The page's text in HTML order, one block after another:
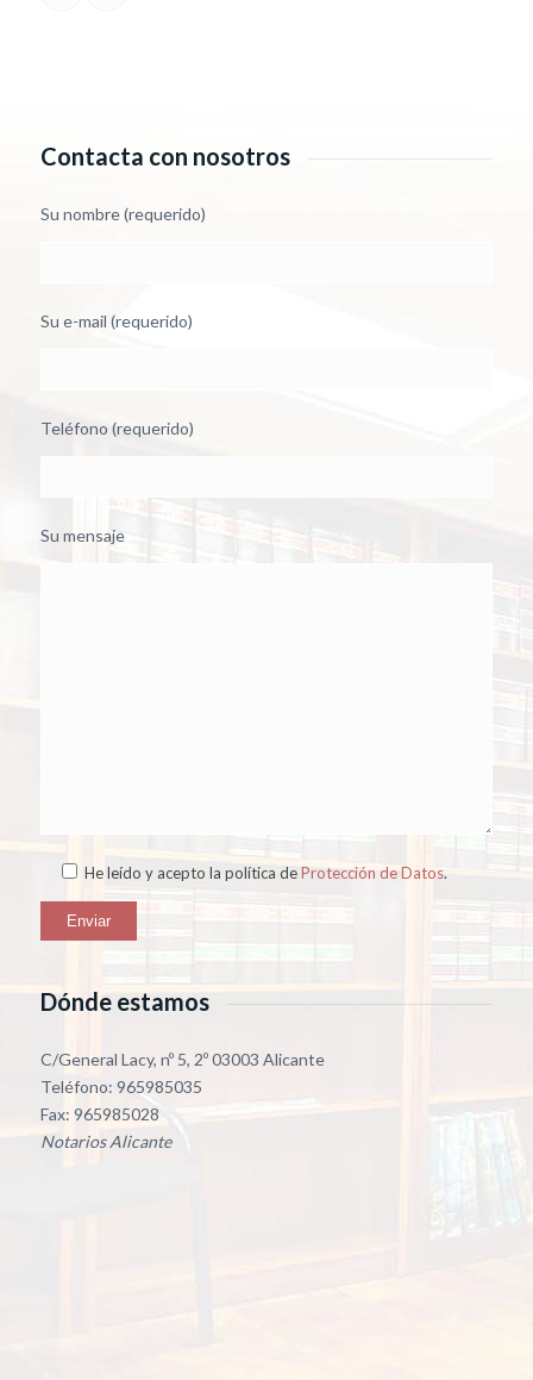
Contacta con nosotros
Su nombre (requerido)
Su e-mail (requerido)
Teléfono (requerido)
Su mensaje
He leído y acepto la política deProtección de Datos.
Dónde estamos
C/General Lacy, nº 5, 2º 03003 Alicante
Teléfono: 965985035
Fax: 965985028
Notarios Alicante